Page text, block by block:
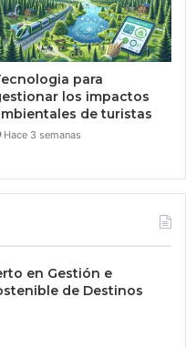
para
los impactos
de turistas
Hace 3 semanas
en Gestión e
de Destinos